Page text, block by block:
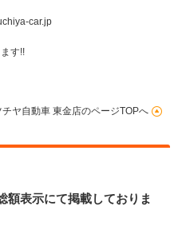
car.jp
す!!
チヤ自動車 東金店のページTOPへ
額表示にて掲載しておりま